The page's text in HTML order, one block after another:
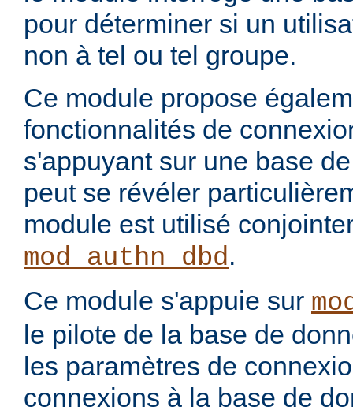
pour déterminer si un
non à tel ou tel groupe.
Ce module propose
fonctionnalités de
s'appuyant sur une base
peut se révéler
module est utilisé
mod_authn_dbd.
Ce module s'appuie sur
le pilote de la base de
les paramètres de
connexions à la base de